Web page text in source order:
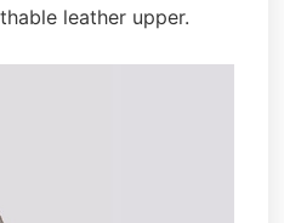
leather upper.